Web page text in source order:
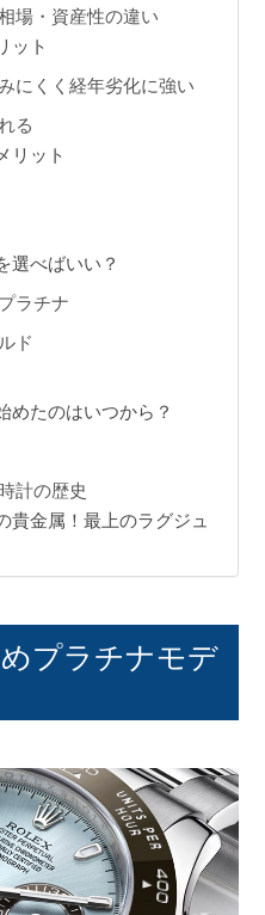
場・資産性の違い
ット
にくく経年劣化に強い
る
リット
選べばいい？
ラチナ
ド
めたのはいつから？
計の歴史
貴金属！最上のラグジュ
プラチナモデ